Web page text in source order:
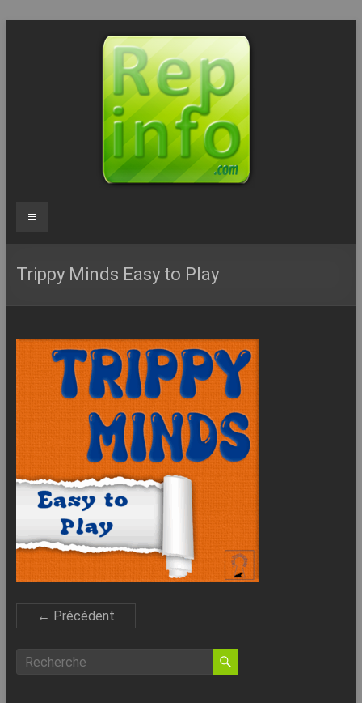
Repinfo.com
Formation
–
Depannage
Internet
!
Menu
Trippy Minds Easy to Play
← Précédent